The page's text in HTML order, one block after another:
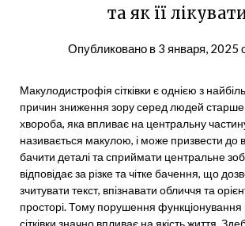
та як її
Опубликовано в 3 января, 2025
Макулодистрофія сітківки є однією з
причин зниження зору серед людей старше
хвороба, яка впливає на центральну
називається макулою, і може призвести до
бачити деталі та сприймати центральне
відповідає за різке та чітке бачення, що
зчитувати текст, впізнавати обличчя та
просторі. Тому порушення функціонування